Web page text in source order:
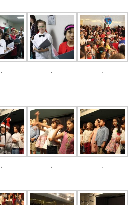
. . .
. . .